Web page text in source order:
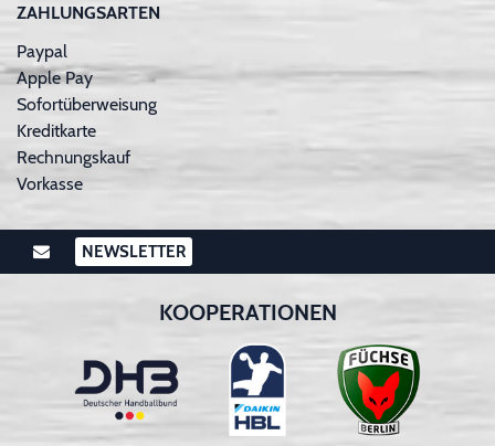
ZAHLUNGSARTEN
Paypal
Apple Pay
Sofortüberweisung
Kreditkarte
Rechnungskauf
Vorkasse
NEWSLETTER
KOOPERATIONEN